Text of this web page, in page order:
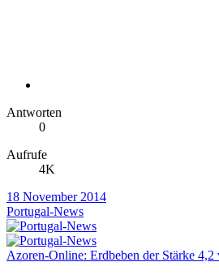
Antworten
0
Aufrufe
4K
18 November 2014
Portugal-News
Azoren-Online: Erdbeben der Stärke 4,2